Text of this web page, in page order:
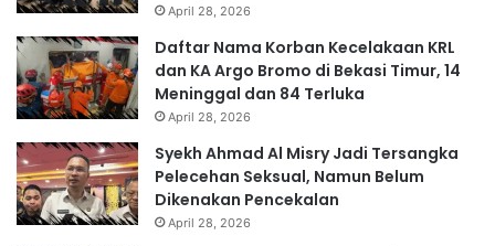
April 28, 2026
Daftar Nama Korban Kecelakaan KRL
dan KA Argo Bromo di Bekasi Timur, 14
Meninggal dan 84 Terluka
April 28, 2026
Syekh Ahmad Al Misry Jadi Tersangka
Pelecehan Seksual, Namun Belum
Dikenakan Pencekalan
April 28, 2026